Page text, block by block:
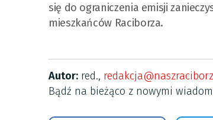
się do ograniczenia emisji
mieszkańców Raciborza.
Autor: red.,
Bądź na bieżąco z nowymi